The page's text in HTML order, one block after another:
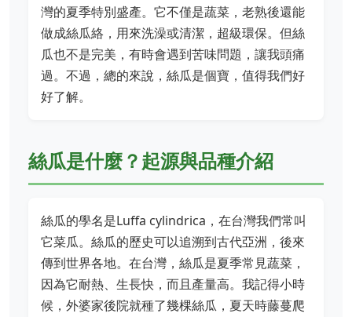
灣的夏季特別盛產。它不僅是蔬菜，老熟後還能
做成絲瓜絡，用來洗澡或清潔，超級環保。但絲
瓜也不是完美，有時會遇到苦味問題，讓我頭痛
過。不過，總的來說，絲瓜是個寶，值得我們好
好了解。
絲瓜是什麼？起源與品種介紹
絲瓜的學名是Luffa cylindrica，在台灣我們常叫
它菜瓜。絲瓜的歷史可以追溯到古代亞洲，後來
傳到世界各地。在台灣，絲瓜是夏季常見蔬菜，
因為它耐熱、生長快，而且產量高。我記得小時
候，外婆家後院就種了幾棵絲瓜，夏天時藤蔓爬